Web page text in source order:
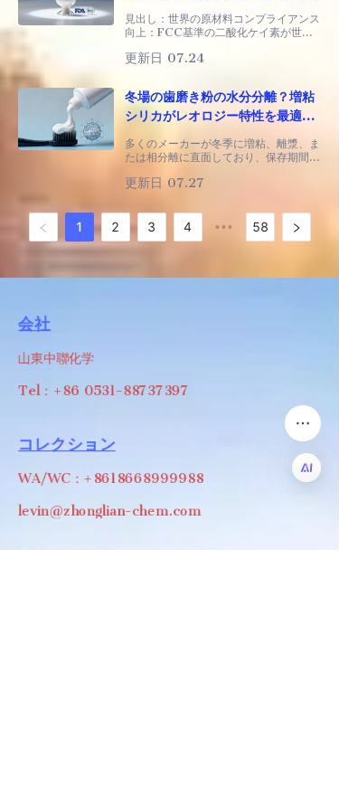
酸化ケイ素が世界の食品、サプリ
メント、医薬品サプライチェーン
に新たな安全基準を確立
見出し：世界の原材料コンプライアンス
向上：FCC基準の二酸化ケイ素が世界
チェーンに新たな安全基準を確立 中
市場参入基準が食品原材料に対して厳格
化する中、
更新日 07.24
冬場の歯磨き粉の水分分離？増粘
シリカがレオロジー特性を最適化
します。
多くのメーカーが冬季に増粘、離漿、ま
たは相分離に直面しており、保存期間の
っています。業界データによると、増粘
成長しており、これは基本的に
更新日 07.27
1 2 3 4 ••• 58
会社
山東中聯化学
Tel：+86 0531-88737397
コレクション
WA/WC：+8618668999988
levin@zhonglian-chem.com
JP